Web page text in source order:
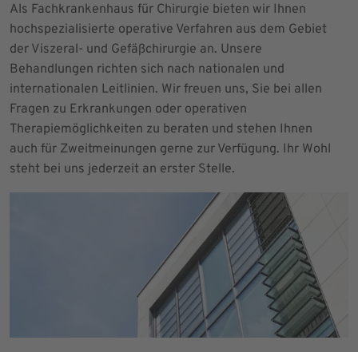
Als Fachkrankenhaus für Chirurgie bieten wir Ihnen
hochspezialisierte operative Verfahren aus dem Gebiet
der Viszeral- und Gefäßchirurgie an. Unsere
Behandlungen richten sich nach nationalen und
internationalen Leitlinien. Wir freuen uns, Sie bei allen
Fragen zu Erkrankungen oder operativen
Therapiemöglichkeiten zu beraten und stehen Ihnen
auch für Zweitmeinungen gerne zur Verfügung. Ihr Wohl
steht bei uns jederzeit an erster Stelle.